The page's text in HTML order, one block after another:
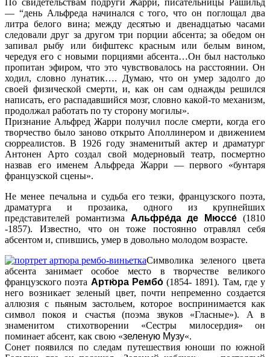
По свидетельствам подруги Жарри, писательницы Рашильд
— “день Альфреда начинался с того, что он поглощал два
литра белого вина; между десятью и двенадцатью часами
следовали друг за другом три порции абсента; за обедом он
запивал рыбу или бифштекс красным или белым вином,
чередуя его с новыми порциями абсента…Он был настолько
пропитан эфиром, что это чувствовалось на расстоянии. Он
ходил, словно лунатик…. Думаю, что он умер задолго до
своей физической смерти, и, как он сам однажды решился
написать, его распадавшийся мозг, словно какой-то механизм,
продолжал работать по ту сторону могилы».
Признание Альфред Жарри получил после смерти, когда его
творчество было заново открыто Аполлинером и движением
сюрреалистов. В 1926 году знаменитый актер и драматург
Антонен Арто создал свой модерновый театр, посмертно
назвав его именем Альфреда Жарри — первого «бунтаря
французской сцены».
Не менее печальна и судьба его тезки, французского поэта,
драматурга и прозаика, одного из крупнейших
представителей романтизма Альфре́да де Мюссе́(1810
-1857). Известно, что он тоже постоянно отравлял себя
абсентом и, спившись, умер в довольно молодом возрасте.
Символика зеленого цвета
абсента занимает особое место в творчестве великого
французского поэта Артю́ра Рембо́ (1854- 1891). Там, где у
него возникает зеленый цвет, почти непременно создается
аллюзия с пьяным застольем, которое воспринимается как
символ покоя и счастья (поэма звуков «Гласные»). А в
знаменитом стихотворении «Сестры милосердия» он
поминает абсент, как свою «зеленую Музу«.
Сонет появился по следам путешествия юноши по южной